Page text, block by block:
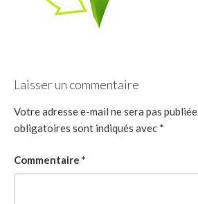
Laisser un commentaire
Votre adresse e-mail ne sera pas publiée.
obligatoires sont indiqués avec *
Commentaire *